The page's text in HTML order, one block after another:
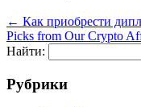
← Как приобрести
Picks from Our Crypto
Найти:
Рубрики